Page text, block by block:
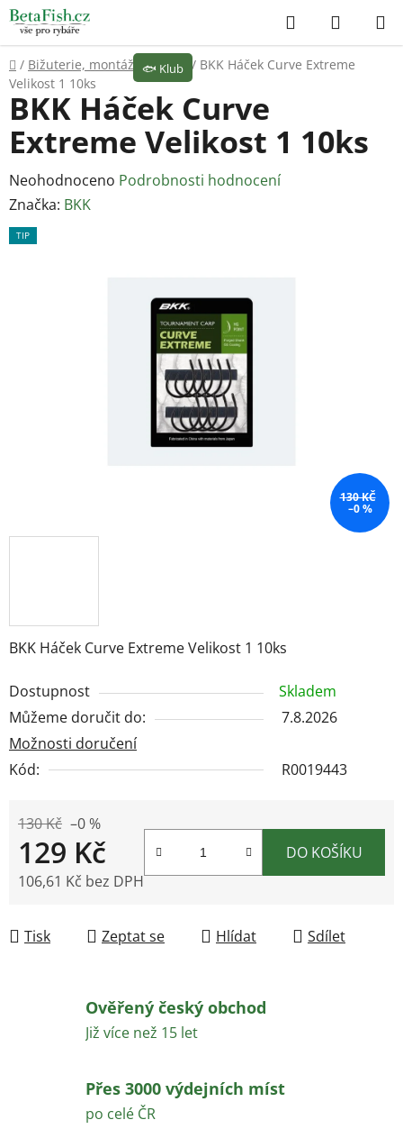
Přejít
na
obsah
Hledat
KOŠÍK
Domů
/ Bižuterie, montáže / Háčky / BKK Háček Curve Extreme
Velikost 1 10ks
BKK Háček Curve Extreme Velikost 1 10ks
Dostupnost
Skladem
Můžeme doručit do:
7.8.2026
Možnosti doručení
Kód:
R0019443
130 Kč –0 %
129 Kč
106,61 Kč bez DPH
DO KOŠÍKU
Tisk Zeptat se Hlídat Sdílet
BKK Háček Curve
Extreme Velikost 1 10ks
Průměrné
hodnocení
produktu
Neohodnoceno Podrobnosti hodnocení
Značka: BKK
TIP
130 KČ
–0 %
Ověřený český obchod
Již více než 15 let
Přes 3000 výdejních míst
po celé ČR
🐟 Klub